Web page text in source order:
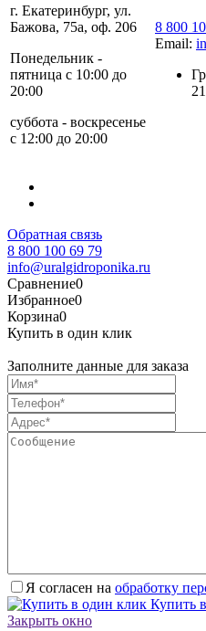
г. Екатеринбург, ул.
Бажова, 75а, оф. 206
Понедельник -
пятница с 10:00 до
20:00
суббота - воскресенье
с 12:00 до 20:00
8 800
Email:
Обратная связь
8 800 100 69 79
info@uralgidroponika.ru
Сравнение0
Избранное0
Корзина0
Купить в один клик
Заполните данные для заказа
Я согласен на обработку
Купить
Закрыть окно